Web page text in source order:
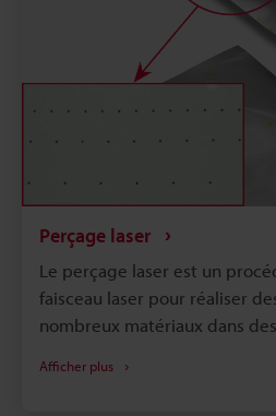
de cette technologie.
Perçage laser
Le perçage laser est un
faisceau laser pour réaliser
nombreux matériaux dans
semi-conducteurs,
Afficher plus